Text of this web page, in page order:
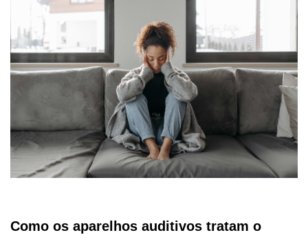
Como os aparelhos auditivos tratam o